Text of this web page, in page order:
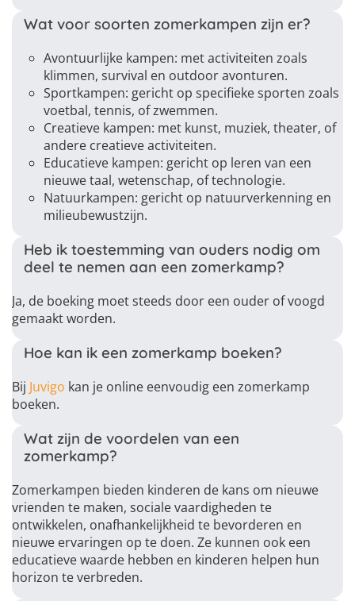
Wat voor soorten zomerkampen zijn er?
Avontuurlijke kampen: met activiteiten zoals
klimmen, survival en outdoor avonturen.
Sportkampen: gericht op specifieke sporten zoals
voetbal, tennis, of zwemmen.
Creatieve kampen: met kunst, muziek, theater, of
andere creatieve activiteiten.
Educatieve kampen: gericht op leren van een
nieuwe taal, wetenschap, of technologie.
Natuurkampen: gericht op natuurverkenning en
milieubewustzijn.
Heb ik toestemming van ouders nodig om
deel te nemen aan een zomerkamp?
Ja, de boeking moet steeds door een ouder of voogd
gemaakt worden.
Hoe kan ik een zomerkamp boeken?
Bij Juvigo kan je online eenvoudig een zomerkamp
boeken.
Wat zijn de voordelen van een
zomerkamp?
Zomerkampen bieden kinderen de kans om nieuwe
vrienden te maken, sociale vaardigheden te
ontwikkelen, onafhankelijkheid te bevorderen en
nieuwe ervaringen op te doen. Ze kunnen ook een
educatieve waarde hebben en kinderen helpen hun
horizon te verbreden.